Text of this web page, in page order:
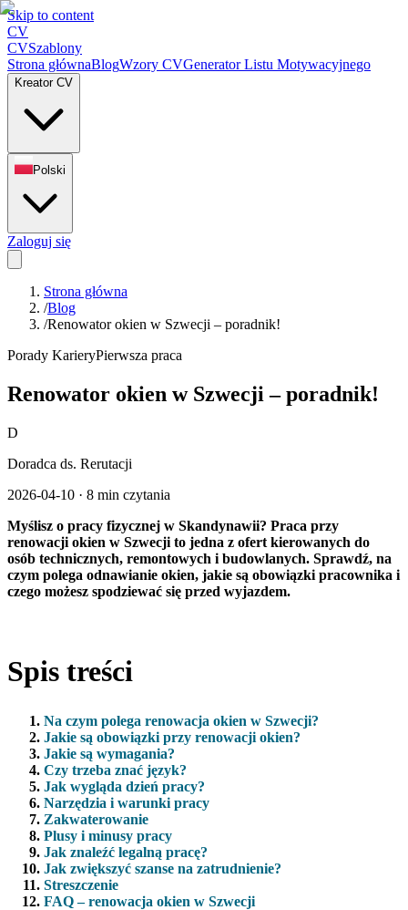
Skip to content
CV
CVSzablony
Strona głównaBlogWzory CVGenerator Listu Motywacyjnego
Kreator CV
Polski
Zaloguj się
Strona główna
/Blog
/Renowator okien w Szwecji – poradnik!
Porady KarieryPierwsza praca
Renowator okien w Szwecji – poradnik!
D
Doradca ds. Rerutacji
2026-04-10 · 8 min czytania
Myślisz o pracy fizycznej w Skandynawii? Praca przy
renowacji okien w Szwecji to jedna z ofert kierowanych do
osób technicznych, remontowych i budowlanych. Sprawdź, na
czym polega odnawianie okien, jakie są obowiązki pracownika i
czego możesz spodziewać się przed wyjazdem.
Spis treści
Na czym polega renowacja okien w Szwecji?
Jakie są obowiązki przy renowacji okien?
Jakie są wymagania?
Czy trzeba znać język?
Jak wygląda dzień pracy?
Narzędzia i warunki pracy
Zakwaterowanie
Plusy i minusy pracy
Jak znaleźć legalną pracę?
Jak zwiększyć szanse na zatrudnienie?
Streszczenie
FAQ – renowacja okien w Szwecji